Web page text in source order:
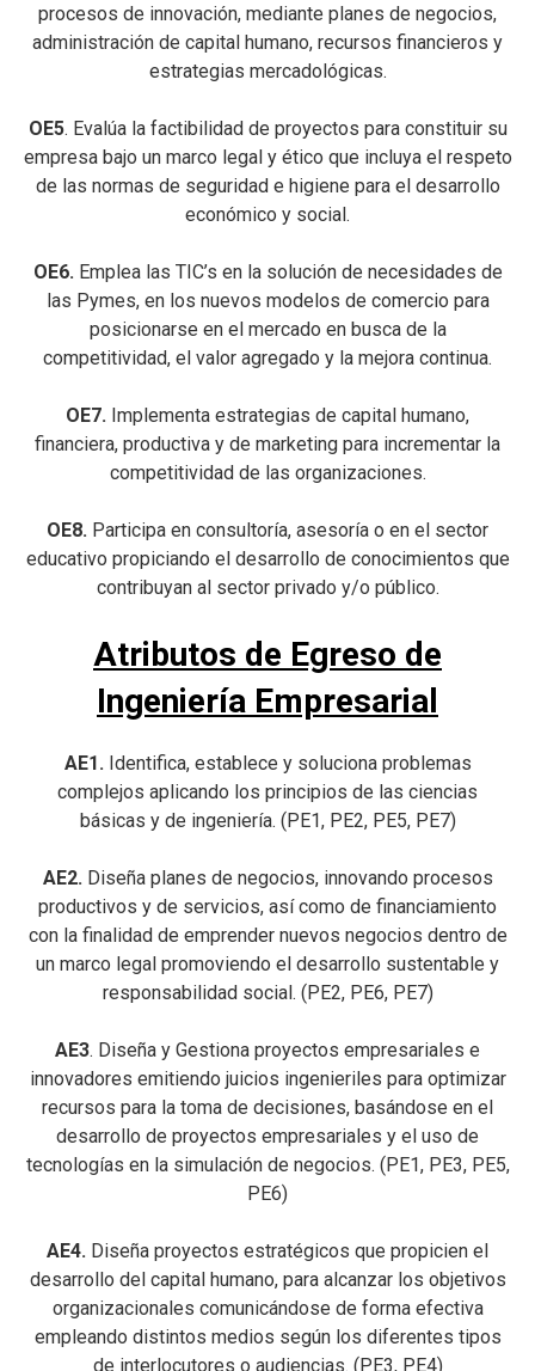
procesos de innovación, mediante planes de negocios,
administración de capital humano, recursos financieros y
estrategias mercadológicas.
OE5. Evalúa la factibilidad de proyectos para constituir su
empresa bajo un marco legal y ético que incluya el respeto
de las normas de seguridad e higiene para el desarrollo
económico y social.
OE6. Emplea las TIC’s en la solución de necesidades de
las Pymes, en los nuevos modelos de comercio para
posicionarse en el mercado en busca de la
competitividad, el valor agregado y la mejora continua.
OE7. Implementa estrategias de capital humano,
financiera, productiva y de marketing para incrementar la
competitividad de las organizaciones.
OE8. Participa en consultoría, asesoría o en el sector
educativo propiciando el desarrollo de conocimientos que
contribuyan al sector privado y/o público.
Atributos de Egreso de
Ingeniería Empresarial
AE1. Identifica, establece y soluciona problemas
complejos aplicando los principios de las ciencias
básicas y de ingeniería. (PE1, PE2, PE5, PE7)
AE2. Diseña planes de negocios, innovando procesos
productivos y de servicios, así como de financiamiento
con la finalidad de emprender nuevos negocios dentro de
un marco legal promoviendo el desarrollo sustentable y
responsabilidad social. (PE2, PE6, PE7)
AE3. Diseña y Gestiona proyectos empresariales e
innovadores emitiendo juicios ingenieriles para optimizar
recursos para la toma de decisiones, basándose en el
desarrollo de proyectos empresariales y el uso de
tecnologías en la simulación de negocios. (PE1, PE3, PE5,
PE6)
AE4. Diseña proyectos estratégicos que propicien el
desarrollo del capital humano, para alcanzar los objetivos
organizacionales comunicándose de forma efectiva
empleando distintos medios según los diferentes tipos
de interlocutores o audiencias. (PE3, PE4)